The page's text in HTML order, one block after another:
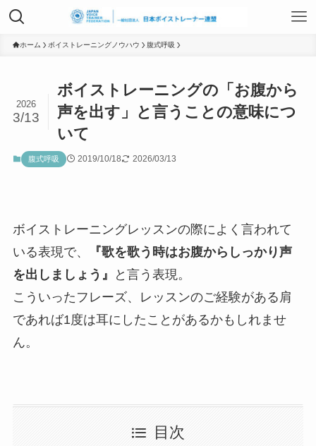
TOP
日本ボイストレーナー連盟資格認定につ
いて
ボイストレーニング勉強会
組織概要
取材・講演などのご依頼
ホーム ボイストレーニングノウハウ 腹式呼吸
ボイストレーニングの「お腹から
声を出す」と言うことの意味につ
いて
2026
3/13
腹式呼吸 2019/10/18 2026/03/13
ボイストレーニングレッスンの際によく言われて
いる表現で、
『歌を歌う時はお腹からしっかり声
を出しましょう』
と言う表現。
こういったフレーズ、レッスンのご経験がある肩
であれば1度は耳にしたことがあるかもしれませ
ん。
目次